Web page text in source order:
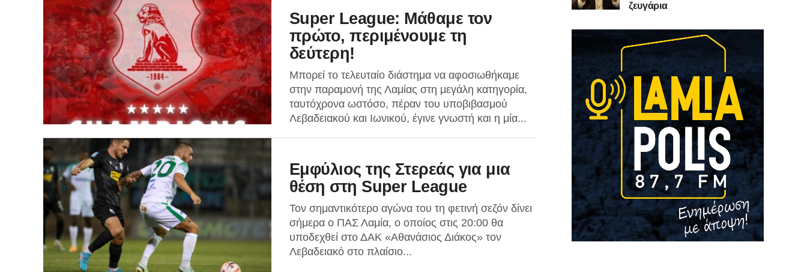
Super League: Μάθαμε τον
πρώτο, περιμένουμε τη
δεύτερη!
Μπορεί το τελευταίο διάστημα να αφοσιωθήκαμε
στην παραμονή της Λαμίας στη μεγάλη κατηγορία,
ταυτόχρονα ωστόσο, πέραν του υποβιβασμού
Λεβαδειακού και Ιωνικού, έγινε γνωστή και η μία...
Εμφύλιος της Στερεάς για μια
θέση στη Super League
Τον σημαντικότερο αγώνα του τη φετινή σεζόν δίνει
σήμερα ο ΠΑΣ Λαμία, ο οποίος στις 20:00 θα
υποδεχθεί στο ΔΑΚ «Αθανάσιος Διάκος» τον
Λεβαδειακό στο πλαίσιο...
ζευγάρια